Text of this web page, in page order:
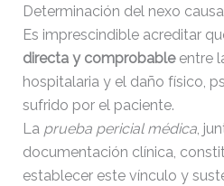
Determinación del nexo
Es imprescindible acreditar
directa y comprobableentre
hospitalaria y el daño físico,
sufrido por el paciente.
La prueba pericial médica,
documentación clínica,
establecer este vínculo y